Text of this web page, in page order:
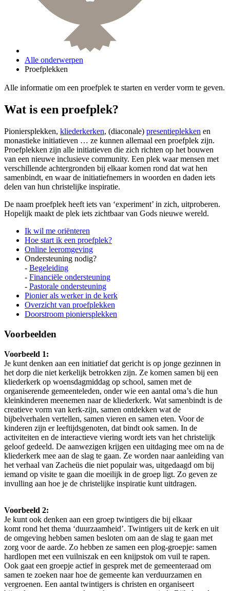
Alle onderwerpen
Proefplekken
Alle informatie om een proefplek te starten en verder vorm te geven.
Wat is een proefplek?
Pioniersplekken, kliederkerken, (diaconale) presentieplekken en
monastieke initiatieven … ze kunnen allemaal een proefplek zijn.
Proefplekken zijn alle initiatieven die zich richten op het bouwen
van een nieuwe inclusieve community. Een plek waar mensen met
verschillende achtergronden bij elkaar komen rond dat wat hen
samenbindt, en waar de initiatiefnemers in woorden en daden iets
delen van hun christelijke inspiratie.
De naam proefplek heeft iets van ‘experiment’ in zich, uitproberen.
Hopelijk maakt de plek iets zichtbaar van Gods nieuwe wereld.
Ik wil me oriënteren
Hoe start ik een proefplek?
Online leeromgeving
Ondersteuning nodig?
- Begeleiding
- Financiële ondersteuning
- Pastorale ondersteuning
Pionier als werker in de kerk
Overzicht van proefplekken
Doorstroom pioniersplekken
Voorbeelden
Voorbeeld 1:
Je kunt denken aan een initiatief dat gericht is op jonge gezinnen in
het dorp die niet kerkelijk betrokken zijn. Ze komen samen bij een
kliederkerk op woensdagmiddag op school, samen met de
organiserende gemeenteleden, onder wie een aantal oma’s die hun
kleinkinderen meenemen naar de kliederkerk. Wat samenbindt is de
creatieve vorm van kerk-zijn, samen ontdekken wat de
bijbelverhalen vertellen, samen vieren en samen eten. Voor de
kinderen zijn er leeftijdsgenoten, dat bindt ook samen. In de
activiteiten en de interactieve viering wordt iets van het christelijk
geloof gedeeld. De aanwezigen krijgen een uitdaging mee om na de
kliederkerk mee aan de slag te gaan. Ze worden naar aanleiding van
het verhaal van Zacheüs die niet populair was, uitgedaagd om bij
iemand op visite te gaan die moeilijk in de groep ligt. Zo geven ze
invulling aan hoe je de christelijke inspiratie kunt uitdragen.
Voorbeeld 2:
Je kunt ook denken aan een groep twintigers die bij elkaar
komt rond het thema ‘duurzaamheid’. Twintigers uit de kerk en uit
de omgeving hebben samen besloten om aan de slag te gaan met
zorg voor de aarde. Zo hebben ze samen een plog-groepje: samen
hardlopen met een vuilniszak en een knijpstok om vuil te rapen.
Ook gaat een groepje actief in gesprek met de gemeenteraad om
samen te zoeken naar hoe de gemeente kan verduurzamen en
vergroenen. Een aantal twintigers is christen en organiseert